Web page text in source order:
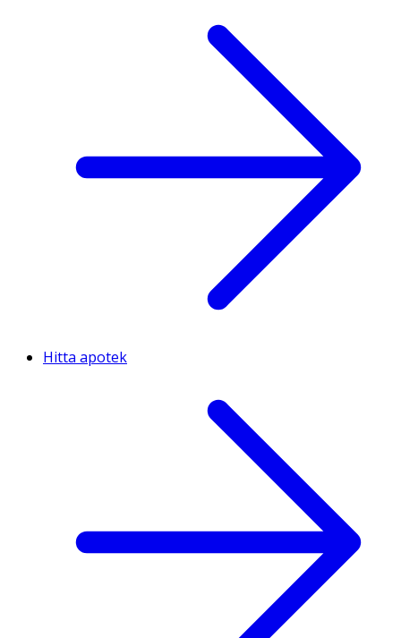
Hitta apotek